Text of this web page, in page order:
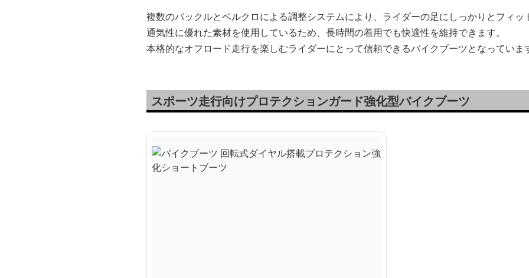
複数のバックルとベルクロによる調整システムにより、ライダーの足にしっかりとフィッ
通気性に優れた素材を使用しているため、長時間の着用でも快適性を維持できます。
本格的なオフロード走行を楽しむライダーにとって信頼できるバイクブーツとなっていま
スポーツ走行向けプロテクションガード強化型バイクブーツ